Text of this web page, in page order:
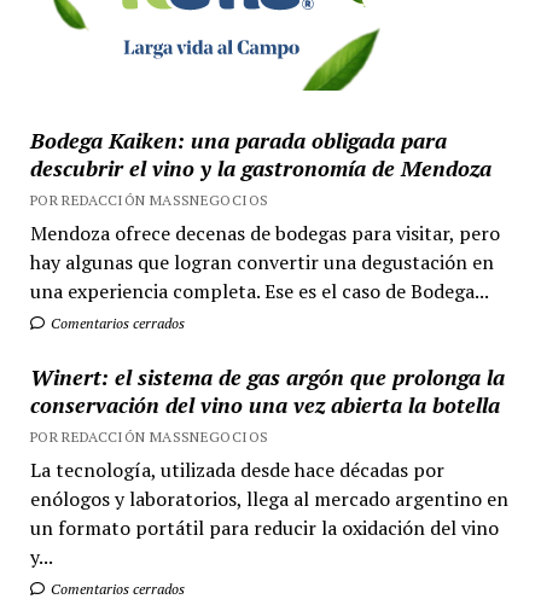
Bodega Kaiken: una parada obligada para
descubrir el vino y la gastronomía de Mendoza
POR REDACCIÓN MASSNEGOCIOS
Mendoza ofrece decenas de bodegas para visitar, pero
hay algunas que logran convertir una degustación en
una experiencia completa. Ese es el caso de Bodega...
Comentarios cerrados
Winert: el sistema de gas argón que prolonga la
conservación del vino una vez abierta la botella
POR REDACCIÓN MASSNEGOCIOS
La tecnología, utilizada desde hace décadas por
enólogos y laboratorios, llega al mercado argentino en
un formato portátil para reducir la oxidación del vino
y...
Comentarios cerrados